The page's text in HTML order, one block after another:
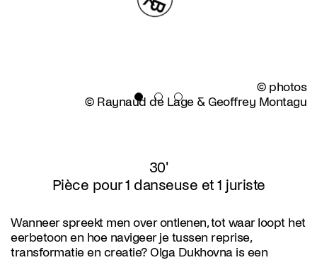
© photos
© Raynaud de Lage & Geoffrey Montagu
30'
Pièce pour 1 danseuse et 1 juriste
Wanneer spreekt men over ontlenen, tot waar loopt het
eerbetoon en hoe navigeer je tussen reprise,
transformatie en creatie? Olga Dukhovna is een